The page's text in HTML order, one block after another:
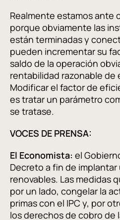
Realmente estamos ante
porque obviamente las
están terminadas y
pueden incrementar su
saldo de la operación
rentabilidad razonable de
Modificar el factor de
es tratar un parámetro
se tratase.
VOCES DE PRENSA:
El Economista: el
Decreto a fin de
renovables. Las medidas
por un lado, congelar la
primas con el IPC y, por
los derechos de cobro de